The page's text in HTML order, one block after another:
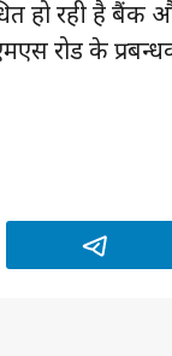
हो रही है बैंक
रोड के